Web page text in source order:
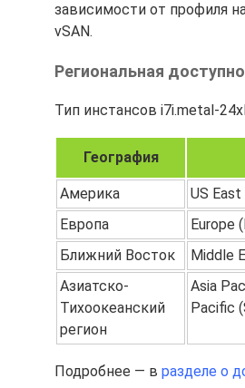
зависимости от профиля
vSAN.
Региональная
Тип инстансов i7i.metal-
География
Америка
US East
Европа
Europe
Ближний Восток
Middle
Азиатско-
Тихоокеанский
регион
Asia
Pacific
Подробнее — в разделе о